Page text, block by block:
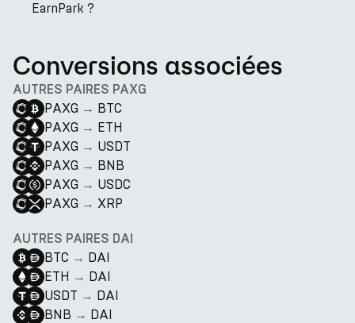
EarnPark ?
Conversions associées
AUTRES PAIRES PAXG
PAXG → BTC
PAXG → ETH
PAXG → USDT
PAXG → BNB
PAXG → USDC
PAXG → XRP
AUTRES PAIRES DAI
BTC → DAI
ETH → DAI
USDT → DAI
BNB → DAI